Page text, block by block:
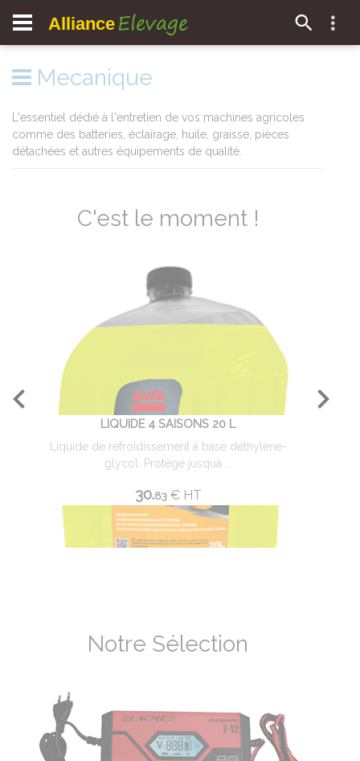
Alliance Elevage
Mecanique
L'essentiel dédié à l'entretien de vos machines agricoles
comme des batteries, éclairage, huile, graisse, pièces
détachées et autres équipements de qualité.
C'est le moment !
LIQUIDE 4 SAISONS 20 L
Liquide de refroidissement à base déthylène-
glycol. Protège jusquà ...
30.83 €HT
Notre Sélection